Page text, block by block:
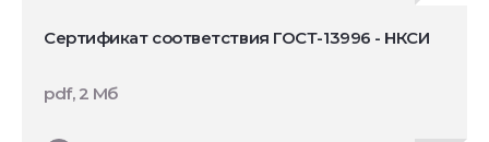
Сертификат соответствия ГОСТ-13996 - НКСИ
pdf, 2 Мб